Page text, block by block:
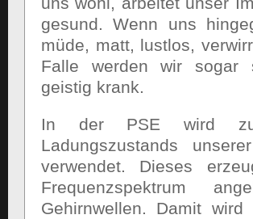
gesund. Wenn uns
müde, matt, lustlos,
Falle werden wir sogar
geistig krank.
In der PSE wird zur
Ladungszustands
verwendet. Dieses
Frequenzspektrum
Gehirnwellen. Damit